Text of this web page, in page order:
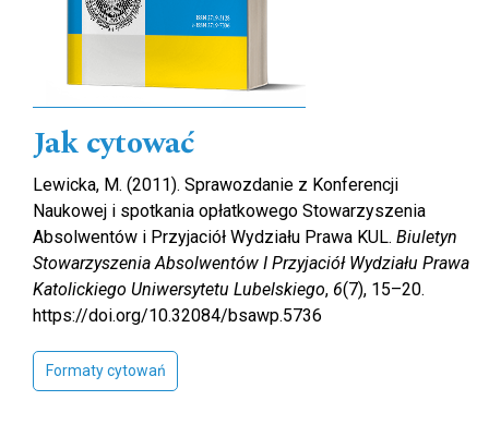
Jak cytować
Lewicka, M. (2011). Sprawozdanie z Konferencji
Naukowej i spotkania opłatkowego Stowarzyszenia
Absolwentów i Przyjaciół Wydziału Prawa KUL. Biuletyn
Stowarzyszenia Absolwentów I Przyjaciół Wydziału Prawa
Katolickiego Uniwersytetu Lubelskiego, 6(7), 15–20.
https://doi.org/10.32084/bsawp.5736
Formaty cytowań